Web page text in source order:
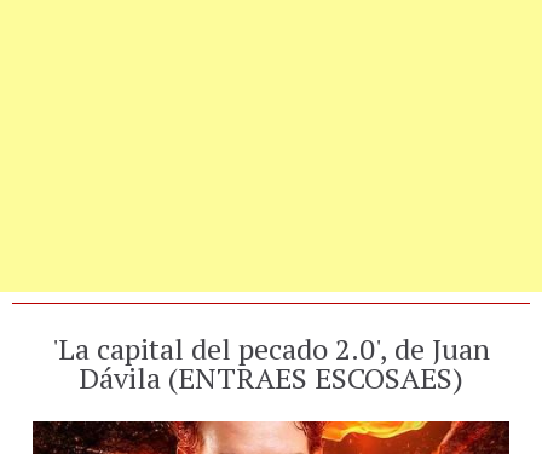
'La capital del pecado 2.0', de Juan
Dávila (ENTRAES ESCOSAES)